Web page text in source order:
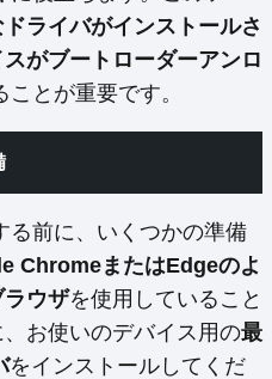
ライバがインストールさ
スがブートローダーアンロ
とが重要です。
る前に、いくつかの準備
ChromeまたはEdgeのよ
ラウザを使用していること
お使いのデバイス用の最
をインストールしてくだ